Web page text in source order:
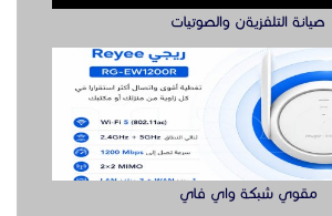
صيانة التلفزيةن والصوتيات
مقوي شبكة واي فاي